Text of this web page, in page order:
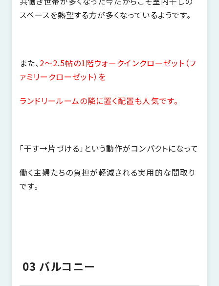
スペースを熱望する方が多くなっているようです。
また、2～2.5帖の1階ウォークインクローゼット（フ
ァミリークローゼット）を
ランドリールームの隣に置く配置も人気です。
「干す→片づける」という動作がコンパクトになって
働く主婦たちの負担が軽減される実用的な間取り
です。
03 バルコニー